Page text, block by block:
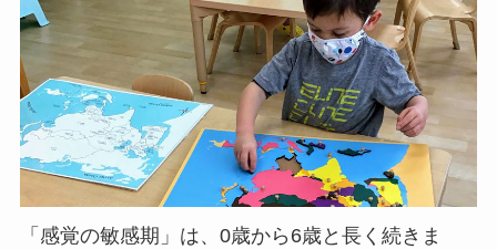
「感覚の敏感期」は、0歳から6歳と長く続きま